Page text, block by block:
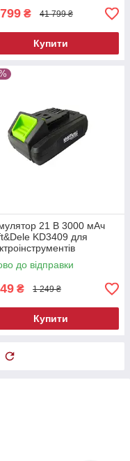
₴ 41 799 ₴
Купити
21 В 3000 мАч
KD3409 для
до відправки
₴ 1 249 ₴
Купити